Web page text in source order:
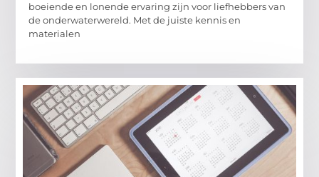
boeiende en lonende ervaring zijn voor liefhebbers van
de onderwaterwereld. Met de juiste kennis en
materialen